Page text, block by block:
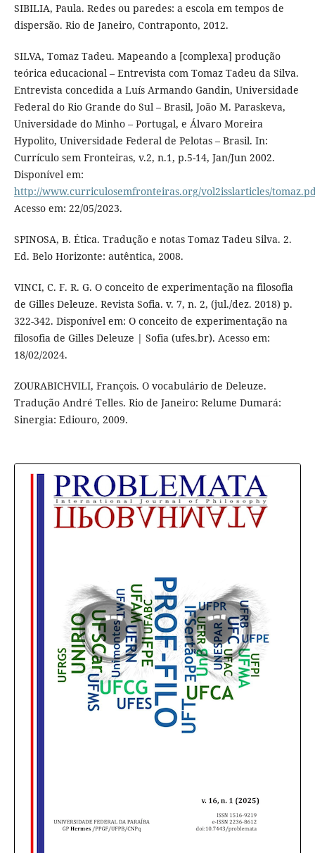
SIBILIA, Paula. Redes ou paredes: a escola em tempos de
dispersão. Rio de Janeiro, Contraponto, 2012.
SILVA, Tomaz Tadeu. Mapeando a [complexa] produção
teórica educacional – Entrevista com Tomaz Tadeu da Silva.
Entrevista concedida a Luís Armando Gandin, Universidade
Federal do Rio Grande do Sul – Brasil, João M. Paraskeva,
Universidade do Minho – Portugal, e Álvaro Moreira
Hypolito, Universidade Federal de Pelotas – Brasil. In:
Currículo sem Fronteiras, v.2, n.1, p.5-14, Jan/Jun 2002.
Disponível em:
http://www.curriculosemfronteiras.org/vol2isslarticles/
Acesso em: 22/05/2023.
SPINOSA, B. Ética. Tradução e notas Tomaz Tadeu Silva. 2.
Ed. Belo Horizonte: autêntica, 2008.
VINCI, C. F. R. G. O conceito de experimentação na filosofia
de Gilles Deleuze. Revista Sofia. v. 7, n. 2, (jul./dez. 2018) p.
322-342. Disponível em: O conceito de experimentação na
filosofia de Gilles Deleuze | Sofia (ufes.br). Acesso em:
18/02/2024.
ZOURABICHVILI, François. O vocabulário de Deleuze.
Tradução André Telles. Rio de Janeiro: Relume Dumará:
Sinergia: Ediouro, 2009.